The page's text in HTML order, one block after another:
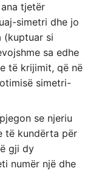
tjetër
simetri dhe jo
(kuptuar si
sa edhe
të krijimit, që në
simetri-
se njeriu
të kundërta për
gji dy
numër një dhe